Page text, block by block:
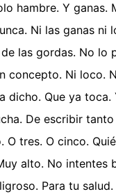
hambre. Y ganas.
Ni las ganas ni
las gordas. No lo
concepto. Ni loco.
dicho. Que ya
De escribir
O tres. O cinco.
alto. No intentes
Para tu